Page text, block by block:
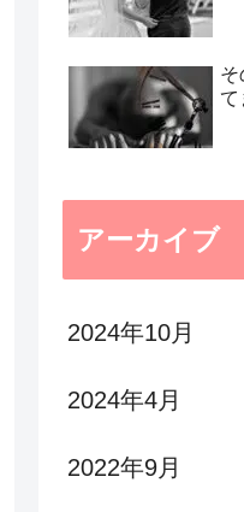
そ
て
アーカイブ
2024年10月
2024年4月
2022年9月